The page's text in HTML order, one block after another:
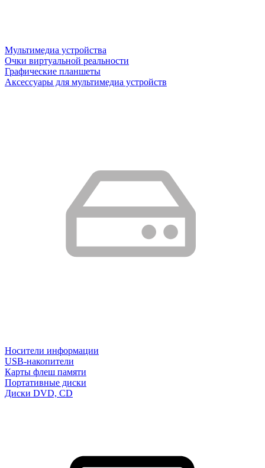
Мультимедиа устройства
Очки виртуальной реальности
Графические планшеты
Аксессуары для мультимедиа устройств
Носители информации
USB-накопители
Карты флеш памяти
Портативные диски
Диски DVD, CD